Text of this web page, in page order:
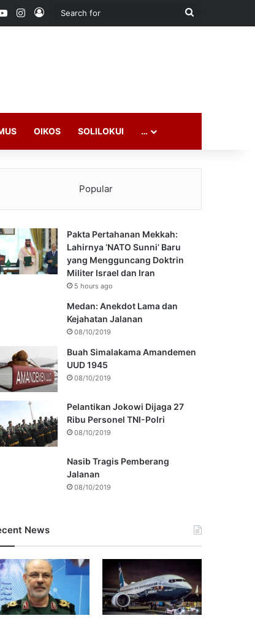
YouTubeInstagram
Log In
Search
OIKOS SOLILOKUI …
Popular
Pakta Pertahanan Mekkah:
Lahirnya ‘NATO Sunni’ Baru
yang Mengguncang Doktrin
Militer Israel dan Iran
5 hours ago
Medan: Anekdot Lama dan
Kejahatan Jalanan
08/10/2019
Buah Simalakama Amandemen
UUD 1945
08/10/2019
Pelantikan Jokowi Dijaga 27
Ribu Personel TNI-Polri
08/10/2019
Nasib Tragis Pemberang
Jalanan
08/10/2019
News